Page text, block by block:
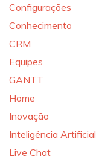
Configurações
Conhecimento
CRM
Equipes
GANTT
Home
Inovação
Inteligência Artificial
Live Chat